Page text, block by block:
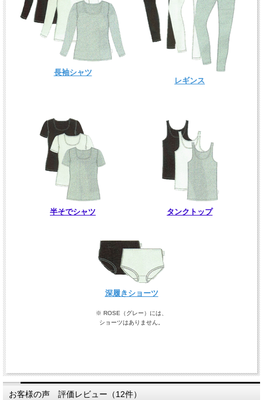
長袖シャツ
レギンス
半そでシャツ タンクトップ
深履きショーツ
※ ROSE（グレー）には、
ショーツはありません。
お客様の声 評価レビュー（12件）